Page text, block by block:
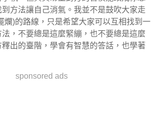
方法讓自己消氣。我並不是鼓吹大家走
爛)的路線，只是希望大家可以互相找到一
，不要總是這麼緊繃，也不要總是這麼
出的臺階，學會有智慧的答話，也學著
sponsored ads